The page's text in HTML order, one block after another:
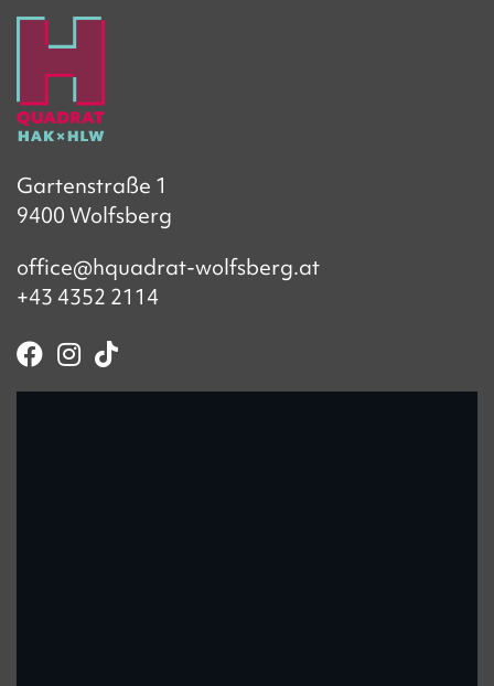
Gartenstraße 1
9400 Wolfsberg
office@hquadrat-wolfsberg.at
+43 4352 2114